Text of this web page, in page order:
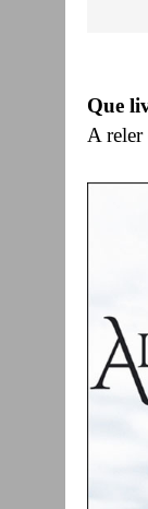
Que
A reler